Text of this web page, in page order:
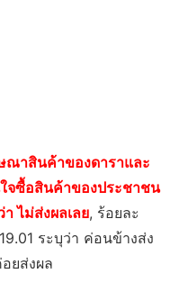
ณาสินค้าของดาราและ
จซื้อสินค้าของประชาชน
ไม่ส่งผลเลย, ร้อยละ
ระบุว่า ค่อนข้างส่ง
ยส่งผล